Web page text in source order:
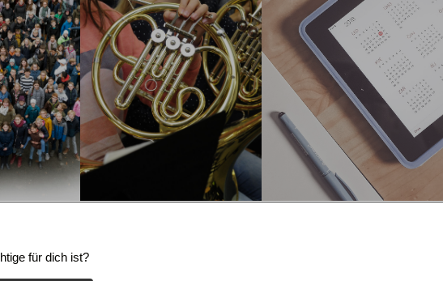
unten.
für dich ist?